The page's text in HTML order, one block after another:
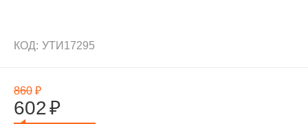
КОД: УТИ17295
860 ₽
602₽